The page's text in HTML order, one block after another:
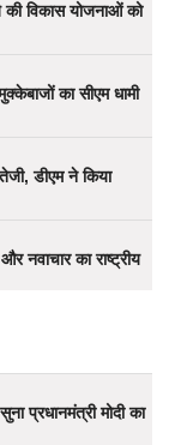
विकास योजनाओं को
का सीएम धामी
डीएम ने किया
नवाचार का राष्ट्रीय
प्रधानमंत्री मोदी का